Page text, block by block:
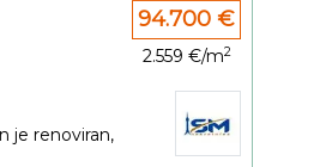
je renoviran,
94.700 €
2.559 €/m2